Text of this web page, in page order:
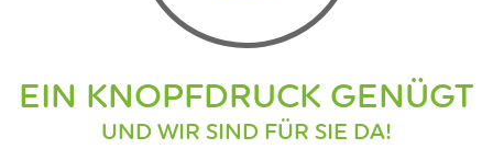
EIN KNOPFDRUCK GENÜGT
UND WIR SIND FÜR SIE DA!